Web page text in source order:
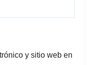
y sitio web en